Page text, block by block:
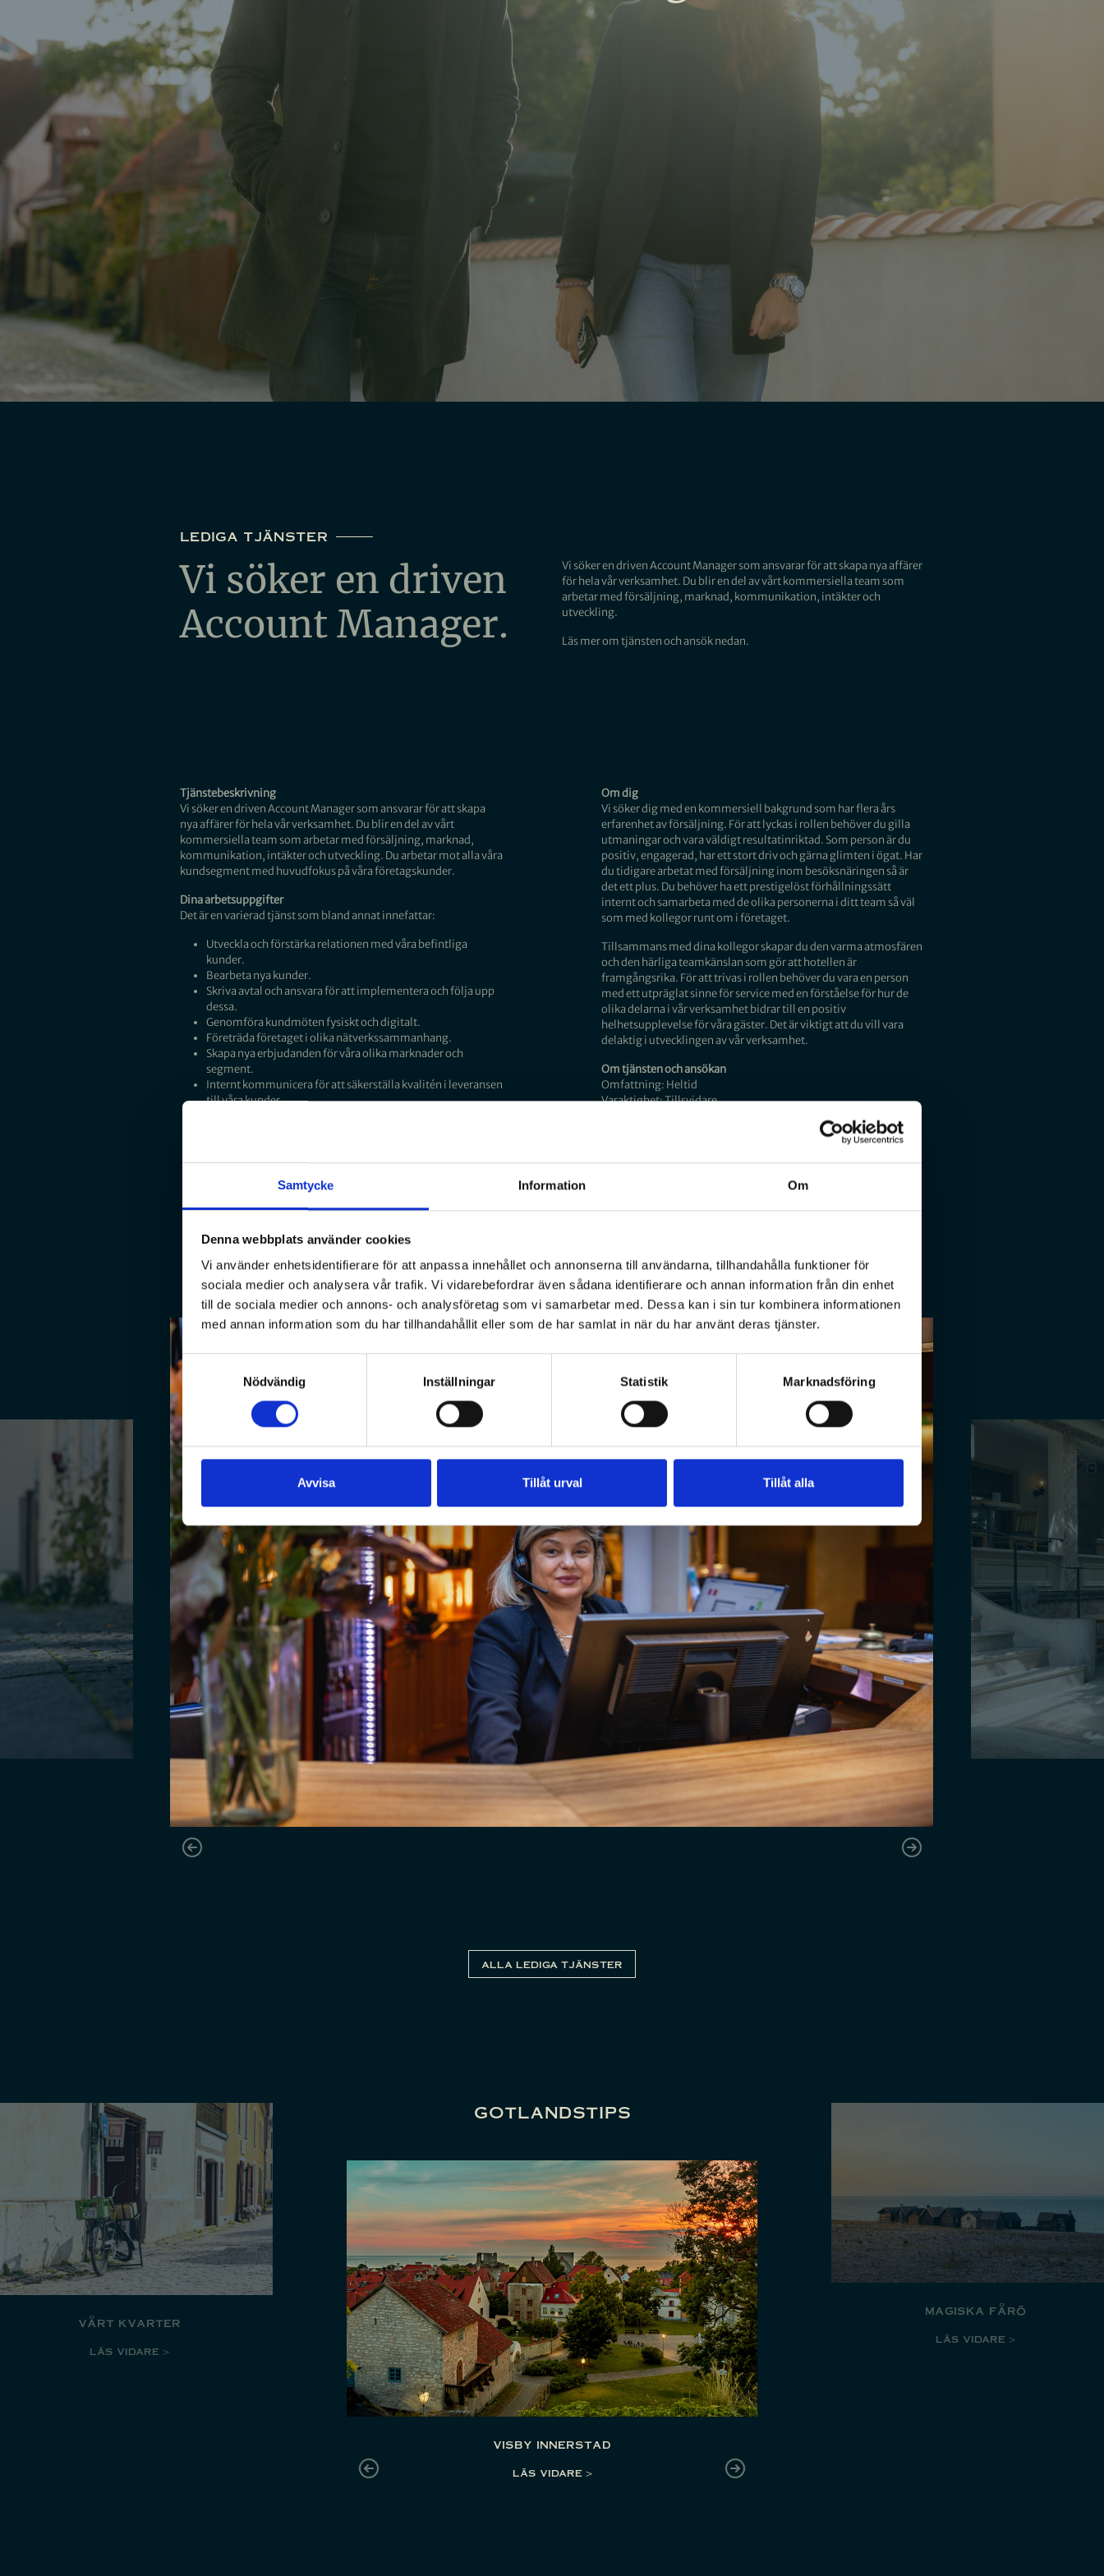
Samtycke Information Om
Denna webbplats använder cookies
Vi använder enhetsidentifierare för att anpassa innehållet och annonserna till användarna, tillhandahålla funktioner för
sociala medier och analysera vår trafik. Vi vidarebefordrar även sådana identifierare och annan information från din enhet
till de sociala medier och annons- och analysföretag som vi samarbetar med. Dessa kan i sin tur kombinera informationen
med annan information som du har tillhandahållit eller som de har samlat in när du har använt deras tjänster.
Samtyckesval
Nödvändig
Inställningar Statistik Marknadsföring
Avvisa Tillåt urval Tillåt alla
lediga tjänster
Vi söker en driven
Account Manager.
Vi söker en driven Account Manager som ansvarar för att skapa nya affärer
för hela vår verksamhet. Du blir en del av vårt kommersiella team som
arbetar med försäljning, marknad, kommunikation, intäkter och
utveckling.
Läs mer om tjänsten och ansök nedan.
Tjänstebeskrivning
Vi söker en driven Account Manager som ansvarar för att skapa
nya affärer för hela vår verksamhet. Du blir en del av vårt
kommersiella team som arbetar med försäljning, marknad,
kommunikation, intäkter och utveckling. Du arbetar mot alla våra
kundsegment med huvudfokus på våra företagskunder.
Dina arbetsuppgifter
Det är en varierad tjänst som bland annat innefattar:
Utveckla och förstärka relationen med våra befintliga
kunder.
Bearbeta nya kunder.
Skriva avtal och ansvara för att implementera och följa upp
dessa.
Genomföra kundmöten fysiskt och digitalt.
Företräda företaget i olika nätverkssammanhang.
Skapa nya erbjudanden för våra olika marknader och
segment.
Internt kommunicera för att säkerställa kvalitén i leveransen
till våra kunder.
Om dig
Vi söker dig med en kommersiell bakgrund som har flera års
erfarenhet av försäljning. För att lyckas i rollen behöver du gilla
utmaningar och vara väldigt resultatinriktad. Som person är du
positiv, engagerad, har ett stort driv och gärna glimten i ögat. Har
du tidigare arbetat med försäljning inom besöksnäringen så är
det ett plus. Du behöver ha ett prestigelöst förhållningssätt
internt och samarbeta med de olika personerna i ditt team så väl
som med kollegor runt om i företaget.
Tillsammans med dina kollegor skapar du den varma atmosfären
och den härliga teamkänslan som gör att hotellen är
framgångsrika. För att trivas i rollen behöver du vara en person
med ett utpräglat sinne för service med en förståelse för hur de
olika delarna i vår verksamhet bidrar till en positiv
helhetsupplevelse för våra gäster. Det är viktigt att du vill vara
delaktig i utvecklingen av vår verksamhet.
Om tjänsten och ansökan
Omfattning: Heltid
Varaktighet: Tillsvidare
ALLA LEDIGA TJÄNSTER
gotlandstips
vårt kvarter
LÄS VIDARE >
visby innerstad
LÄS VIDARE >
magiska fårö
LÄS VIDARE >